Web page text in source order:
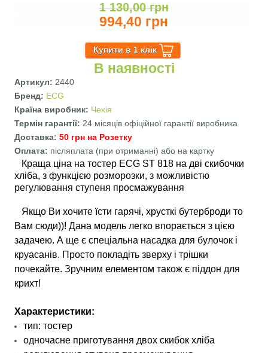
1 130,00 грн
994,40 грн
В наявності
Артикул:2440
Бренд: ECG
Країна виробник: Чехія
Термін гарантії:24 місяців офіційної гарантії виробника
Доставка:50 грн на Розетку
Оплата: післяплата (при отриманні) або на картку
Краща ціна на тостер ECG ST 818 на дві скибочки
хліба, з функцією розморозки, з можливістю
регулювання ступеня просмажування
Якщо Ви хочите їсти гарячі, хрусткі бутерброди то
Вам сюди))! Дана модель легко впорається з цією
задачею. А ще є спеціальна насадка для булочок і
круасанів. Просто покладіть зверху і трішки
почекайте. Зручним елементом також є піддон для
крихт!
Характеристики:
тип: тостер
одночасне приготування двох скибок хліба